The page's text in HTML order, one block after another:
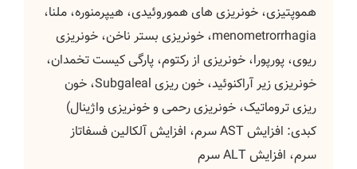
هموپتیزی، خونریزی های هموروئیدی، هیپرمنوره، ملنا،
menometrorrhagia، خونریزی بستر ناخن، خونریزی
ریوی، پورپورا، خونریزی از رکتوم، پارگی کیست تخمدان،
خونریزی زیر آراکنوئید، خون ریزی Subgaleal، خون
ریزی تروماتیک، خونریزی رحمی و خونریزی واژینال)
کبدی: افزایش AST سرم، افزایش آلکالین فسفاتاز
سرم، افزایش ALT سرم